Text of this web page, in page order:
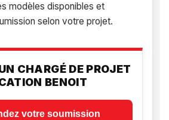
modèles disponibles et
selon votre projet.
CHARGÉ DE PROJET
BENOIT
votre soumission